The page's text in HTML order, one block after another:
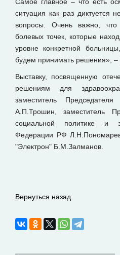
ситуация как раз диктуется
вопросы. Очень важно,
болевых точек, которые
уровне конкретной
будем принимать решения», –
Выставку, посвященную
решениям для
заместитель
А.П.Трошин, заместитель
социальной политике и
Федерации РФ
"Электрон" Б.М.Залманов.
Вернуться назад